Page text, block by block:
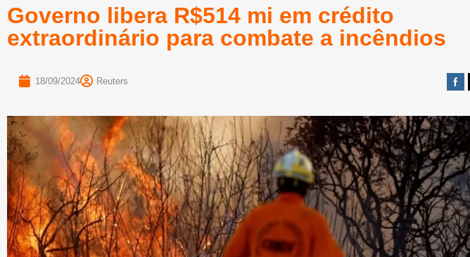
Governo libera R$514 mi em crédito
extraordinário para combate a incêndios
18/09/2024 Reuters